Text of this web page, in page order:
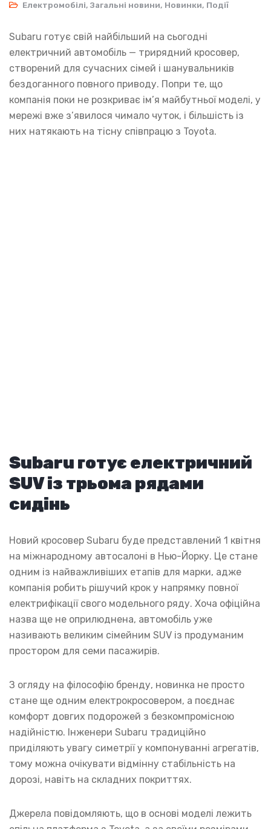
Електромобілі, Загальні новини, Новинки, Події
Subaru готує свій найбільший на сьогодні
електричний автомобіль — трирядний кросовер,
створений для сучасних сімей і шанувальників
бездоганного повного приводу. Попри те, що
компанія поки не розкриває ім’я майбутньої моделі, у
мережі вже з’явилося чимало чуток, і більшість із
них натякають на тісну співпрацю з Toyota.
Subaru готує електричний
SUV із трьома рядами
сидінь
Новий кросовер Subaru буде представлений 1 квітня
на міжнародному автосалоні в Нью-Йорку. Це стане
одним із найважливіших етапів для марки, адже
компанія робить рішучий крок у напрямку повної
електрифікації свого модельного ряду. Хоча офіційна
назва ще не оприлюднена, автомобіль уже
називають великим сімейним SUV із продуманим
простором для семи пасажирів.
З огляду на філософію бренду, новинка не просто
стане ще одним електрокросовером, а поєднає
комфорт довгих подорожей з безкомпромісною
надійністю. Інженери Subaru традиційно
приділяють увагу симетрії у компонуванні агрегатів,
тому можна очікувати відмінну стабільність на
дорозі, навіть на складних покриттях.
Джерела повідомляють, що в основі моделі лежить